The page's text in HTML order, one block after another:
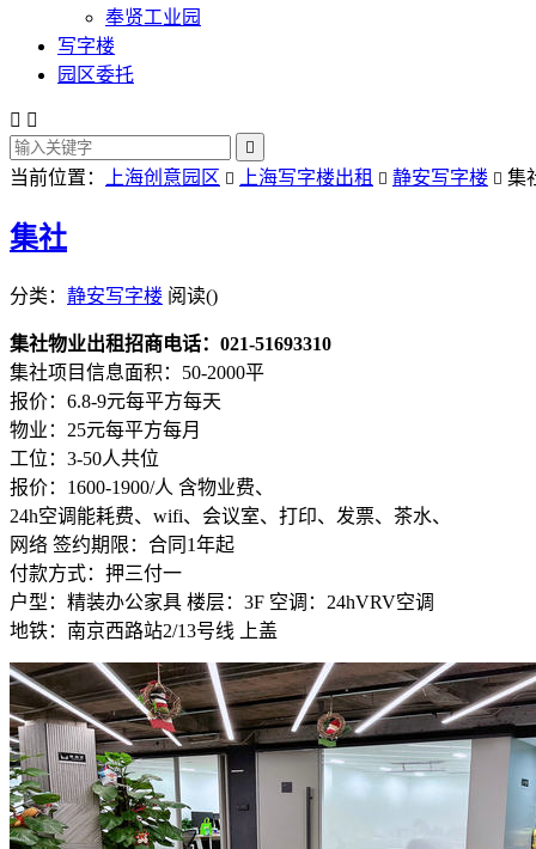
奉贤工业园
写字楼
园区委托
 

当前位置： 上海创意园区  上海写字楼出租  静安写字楼  集
集社
分类： 静安写字楼 阅读()
集社物业出租招商电话：021-51693310
集社项目信息面积：50-2000平
报价：6.8-9元每平方每天
物业：25元每平方每月
工位：3-50人共位
报价：1600-1900/人 含物业费、
24h空调能耗费、wifi、会议室、打印、发票、茶水、
网络 签约期限：合同1年起
付款方式：押三付一
户型：精装办公家具 楼层：3F 空调：24hVRV空调
地铁：南京西路站2/13号线 上盖